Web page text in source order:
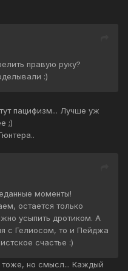
правую руку?
:)
пацифизм... Лучше уж
;)
моменты!
остается только
усыпить дротиком. А
с Гелиосом, то и Пейджа
счастье :)
тоже, но смысл... Каждый